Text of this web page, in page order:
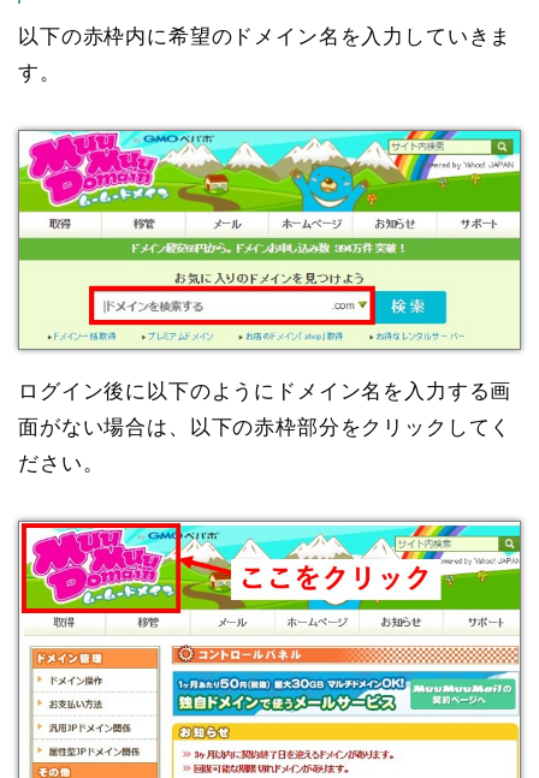
以下の赤枠内に希望のドメイン名を入力していきま
す。
ログイン後に以下のようにドメイン名を入力する画
面がない場合は、以下の赤枠部分をクリックしてく
ださい。